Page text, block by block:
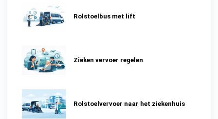
Rolstoelbus met lift
Zieken vervoer regelen
Rolstoelvervoer naar het ziekenhuis